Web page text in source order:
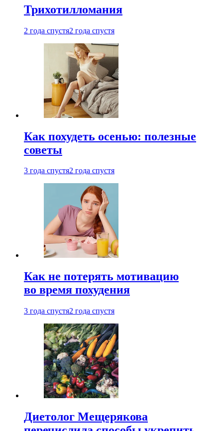
Трихотилломания
2 года спустя2 года спустя
Как похудеть осенью: полезные
советы
3 года спустя2 года спустя
Как не потерять мотивацию
во время похудения
3 года спустя2 года спустя
Диетолог Мещерякова